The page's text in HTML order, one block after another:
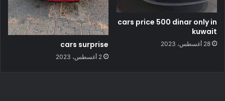
cars price 500 dinar only in
kuwait
28 أغسطس، 2023 cars surprise
2 أغسطس، 2023